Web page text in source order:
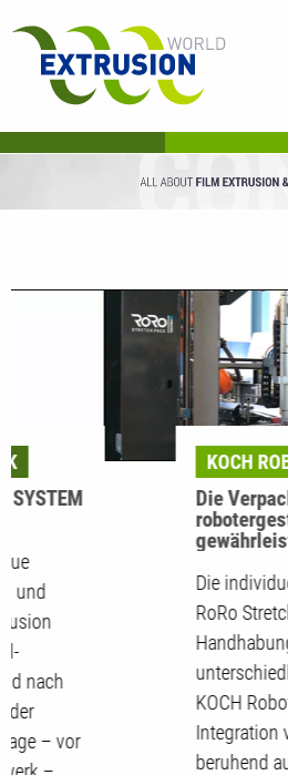
Die Verpackung von
robotergesteuerten
gewährleistet
KOCH
Die individuell
RoRo StretchPack®
Handhabung und
unterschiedlicher
KOCH
Integration von
beruhend auf der